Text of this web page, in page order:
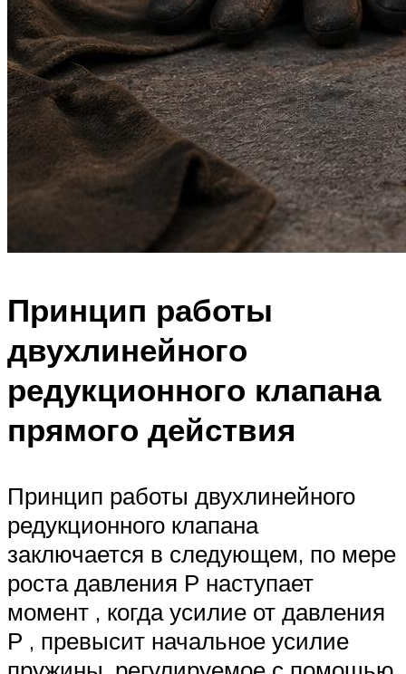
Принцип работы
двухлинейного
редукционного клапана
прямого действия
Принцип работы двухлинейного
редукционного клапана
заключается в следующем, по мере
роста давления Р наступает
момент , когда усилие от давления
Р , превысит начальное усилие